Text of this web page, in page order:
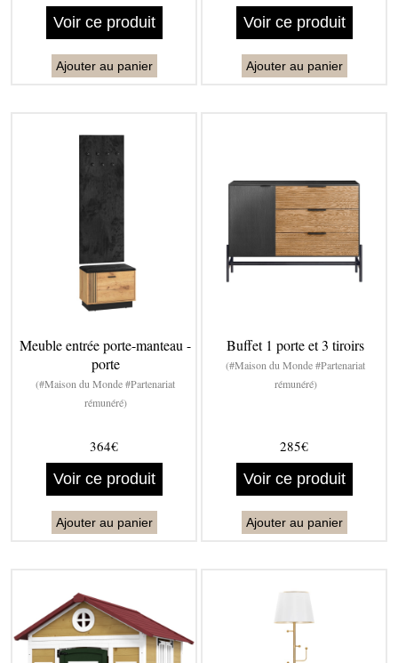
Voir ce produit
Ajouter au panier
Voir ce produit
Ajouter au panier
Meuble entrée porte-manteau -
porte
(#Maison du Monde #Partenariat
rémunéré)
364€
Voir ce produit
Ajouter au panier
Buffet 1 porte et 3 tiroirs
(#Maison du Monde #Partenariat
rémunéré)
285€
Voir ce produit
Ajouter au panier